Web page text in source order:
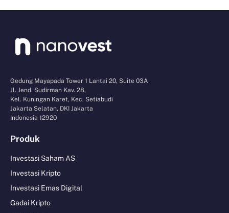
Gedung Mayapada Tower 1 Lantai 20, Suite 03A
Jl. Jend. Sudirman Kav. 28,
Kel. Kuningan Karet, Kec. Setiabudi
Jakarta Selatan, DKI Jakarta
Indonesia 12920
Produk
Investasi Saham AS
Investasi Kripto
Investasi Emas Digital
Gadai Kripto